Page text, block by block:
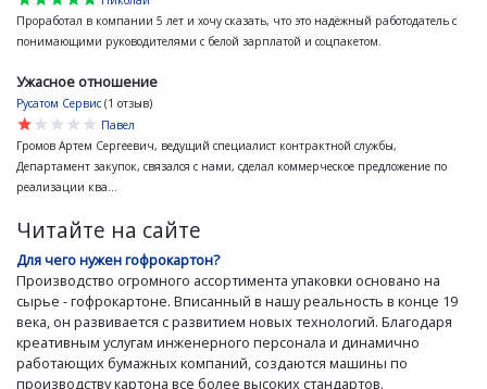
Проработал в компании 5 лет и хочу сказать, что это надёжный работодатель с
понимающими руководителями с белой зарплатой и соцпакетом.
Ужасное отношение
Русатом Сервис (1 отзыв)
star
star
star
star
star
Павел
Громов Артем Сергеевич, ведущий специалист контрактной службы,
Департамент закупок, связался с нами, сделал коммерческое предложение по
реализации ква...
Читайте на сайте
Для чего нужен гофрокартон?
Производство огромного ассортимента упаковки основано на
сырье - гофрокартоне. Вписанный в нашу реальность в конце 19
века, он развивается с развитием новых технологий. Благодаря
креативным услугам инженерного персонала и динамично
работающих бумажных компаний, создаются машины по
производству картона все более высоких стандартов.